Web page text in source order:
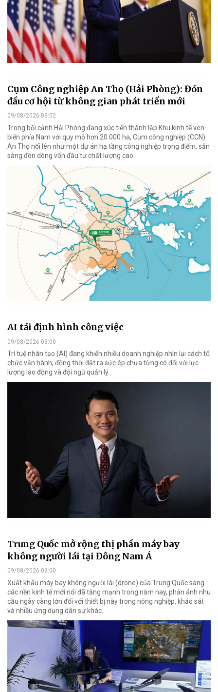
Cụm Công nghiệp An Thọ (Hải Phòng): Đón
đầu cơ hội từ không gian phát triển mới
09/08/2026 03:02
Trong bối cảnh Hải Phòng đang xúc tiến thành lập Khu kinh tế ven
biển phía Nam với quy mô hơn 20.000 ha, Cụm công nghiệp (CCN)
An Thọ nổi lên như một dự án hạ tầng công nghiệp trọng điểm, sẵn
sàng đón dòng vốn đầu tư chất lượng cao.
AI tái định hình công việc
09/08/2026 03:00
Trí tuệ nhân tạo (AI) đang khiến nhiều doanh nghiệp nhìn lại cách tổ
chức vận hành, đồng thời đặt ra sức ép chưa từng có đối với lực
lượng lao động và đội ngũ quản lý.
Trung Quốc mở rộng thị phần máy bay
không người lái tại Đông Nam Á
09/08/2026 03:00
Xuất khẩu máy bay không người lái (drone) của Trung Quốc sang
các nền kinh tế mới nổi đã tăng mạnh trong năm nay, phản ánh nhu
cầu ngày càng lớn đối với thiết bị này trong nông nghiệp, khảo sát
và nhiều ứng dụng dân sự khác.